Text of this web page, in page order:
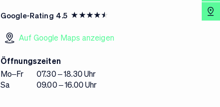
Google-Rating 4.5
Auf Google Maps anzeigen
Öffnungszeiten
Mo–Fr
07.30 – 18.30 Uhr
Sa
09.00 – 16.00 Uhr